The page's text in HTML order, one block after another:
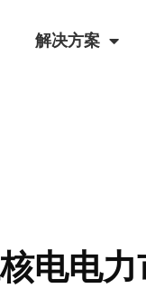
解决方案
电电